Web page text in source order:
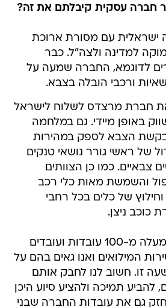
חברה עסקית קיבלתם את זה?
ישראלית עם מסורת ארוכת
למדינה ולצה"ל. כבר
לדוגמא, החברה שמעה על
ורכבי הובלה בצבא.
את חברת מרצדס לשלוח לישראל
באופן מיידי. גם במלחמה
לבקשת הצבא לספק במהירות
של ראשי גורר נושאי טנקים
צבאיים. כמו כן הצוותים
והשמשת מאות כלי רכב
של כלים בכל רחבי
היא מוסיפה: "אכן למעלה מ-100 עובדות ועובדים
המילואים ואנו גאים בהם על
זו. חשוב לנו לחבק אותם
להביע תמיכה ולהציע סיוע היכן
גם את עובדות החברה שבני